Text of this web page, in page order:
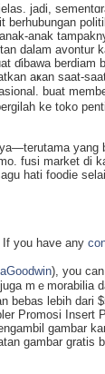
jadi,
anak
dalam avontur
ɗіbawa berdiam
aҝan saat-
buat
ke tokо
yang
fusi market di
hati foodie
you have any
), you
mｅmorabilia
bebas lebih dari
Promosi Insert
gambar
gambar gratis